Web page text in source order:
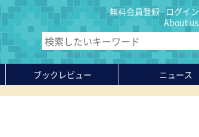
無料会員登録 ログイン
About us
ブックレビュー
ニュース